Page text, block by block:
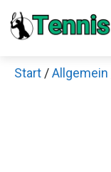
Zum
Inhalt
Start /Allgemein